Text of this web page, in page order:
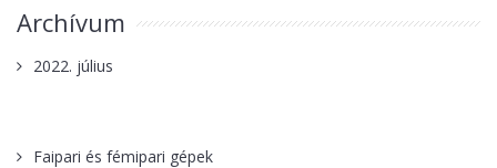
Archívum
2022. július
Faipari és fémipari gépek